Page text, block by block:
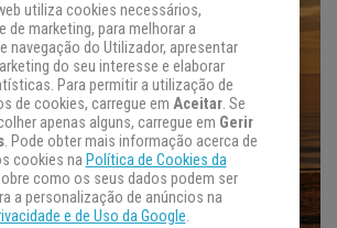
utiliza cookies necessários,
marketing, para melhorar a
navegação do Utilizador, apresentar
do seu interesse e elaborar
Para permitir a utilização de
de cookies, carregue em Aceitar. Se
apenas alguns, carregue em Gerir
. Pode obter mais informação acerca de
cookies na Política de Cookies da
como os seus dados podem ser
a personalização de anúncios na
e de Uso da Google.